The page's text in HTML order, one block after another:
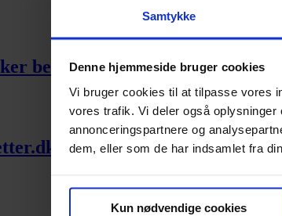
Samtykke
Denne hjemmeside bruger cookies
Vi bruger cookies til at tilpasse vores
vores trafik. Vi deler også
annonceringspartnere og
dem, eller som de har indsamlet fra
Kun nødvendige cookies
bestyrelsen med strategiske
er blevet (endnu) mere